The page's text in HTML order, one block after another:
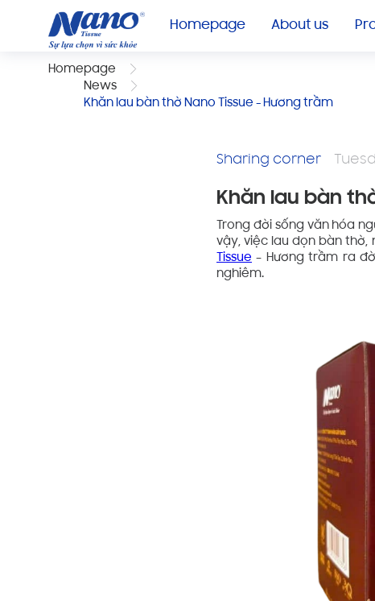
Homepage About us
Homepage
News
Khăn lau bàn thờ Nano Tissue - Hương trầm
Sharing corner
Khăn lau bàn
Trong đời sống văn hóa
vậy, việc lau dọn bàn thờ,
Tissue – Hương trầm ra
nghiêm.